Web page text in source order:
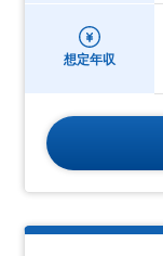
想定年収